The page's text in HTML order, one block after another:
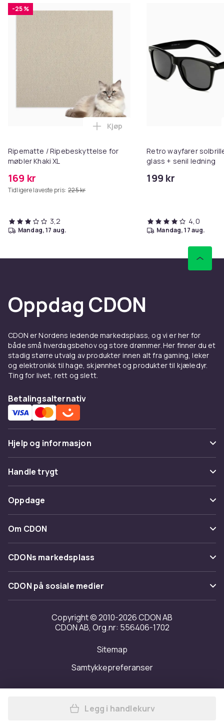
-25 %
Ripematte / Ripebeskyttelse for
møbler Khaki XL
169 kr
Tidligere laveste pris: 225 kr
Legg Ripematte /
Kjøp
3,2
mandag, 17 aug.
Retro wayfarer
glass + senil ledning
199 kr
4,0
mandag, 17 aug.
Oppdag CDON
CDON er Nordens ledende markedsplass, og vi er her for
både små hverdagsbehov og store drømmer. Her finner du et
stadig større utvalg av produkter innen alt fra gaming, leker
og elektronikk til hage, skjønnhet og produkter til kjæledyr.
Ting for livet, rett og slett.
Betalingsalternativ
Hjelp og informasjon
Vanlige spørsmål
Spor pakke
Angre & returner her
Kontakt oss
Handle trygt
Betaling
Levering
Tilbakekallinger
Oppdage
Kategorier
Varemerker
Om CDON
Om oss
Kundeanmeldelser
Jobbe på CDON
Investor relations
Tilgjengelighet
CDONs markedsplass
Merchant Help Center
CDON på sosiale medier
Copyright © 2010-2026 CDON AB
CDON AB, Org.nr: 556406-1702
Sitemap
Samtykkepreferanser
Legg Sammenleggbare
Legg i handlekurv